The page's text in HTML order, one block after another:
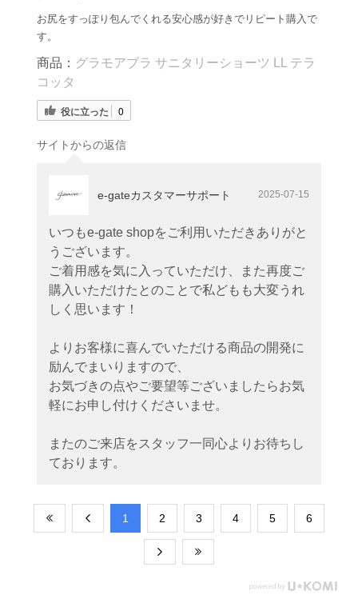
お尻をすっぽり包んでくれる安心感が好きでリピート購入で
す。
商品： グラモアブラ サニタリーショーツ LL テラ
コッタ
役に立った 0
サイトからの返信
e-gateカスタマーサポート 2025-07-15
いつもe-gate shopをご利用いただきありがと
うございます。
ご着用感を気に入っていただけ、また再度ご
購入いただけたとのことで私どもも大変うれ
しく思います！
よりお客様に喜んでいただける商品の開発に
励んでまいりますので、
お気づきの点やご要望等ございましたらお気
軽にお申し付けくださいませ。
またのご来店をスタッフ一同心よりお待ちし
ております。
​1 ​2 ​3 ​4 ​5 ​6